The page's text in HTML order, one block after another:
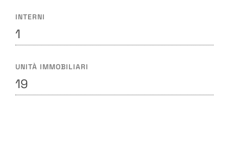
INTERNI
1
UNITÀ IMMOBILIARI
19